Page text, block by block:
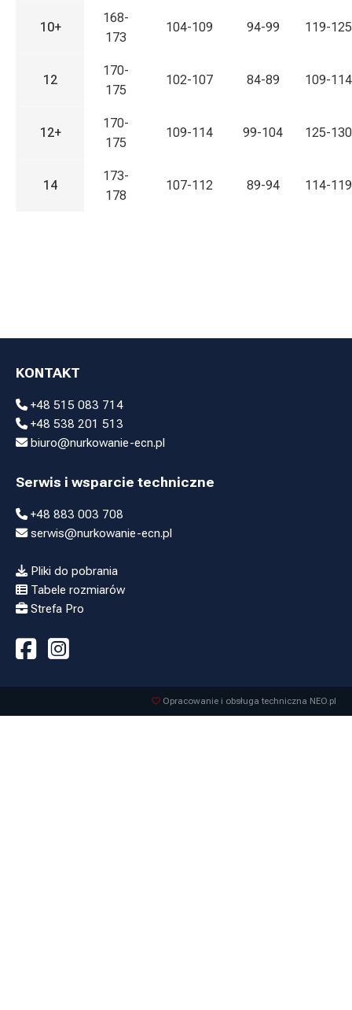
10+
168-
173
104-109 94-99 119-125
12
170-
175
102-107 84-89 109-114
12+
170-
175
109-114 99-104 125-130
14
173-
178
107-112 89-94 114-119
KONTAKT
+48 515 083 714
+48 538 201 513
biuro@nurkowanie-ecn.pl
Serwis i wsparcie techniczne
+48 883 003 708
serwis@nurkowanie-ecn.pl
Pliki do pobrania
Tabele rozmiarów
Strefa Pro
Opracowanie i obsługa techniczna NEO.pl